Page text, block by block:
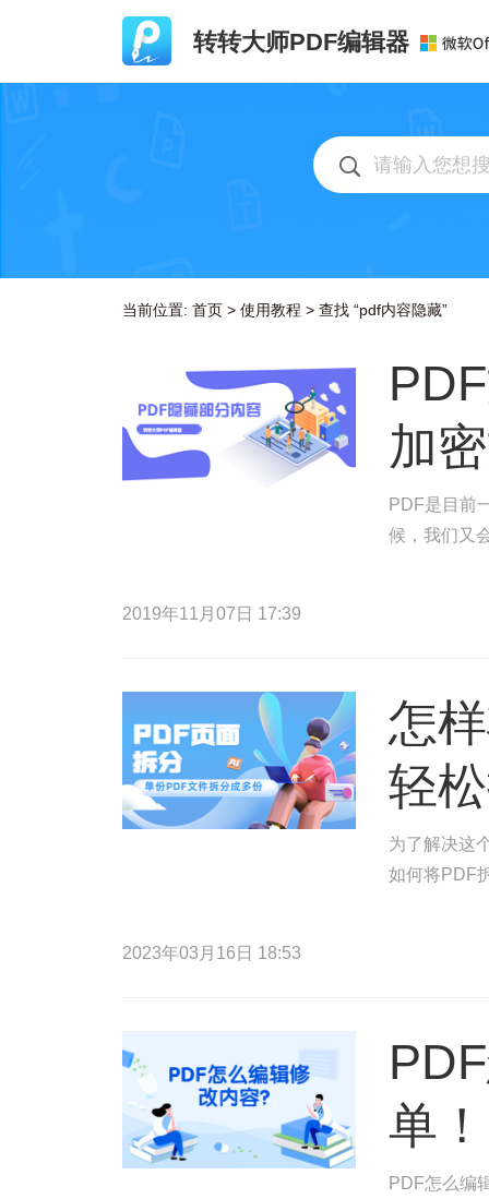
转转大师PDF编辑器
当前位置: 首页 > 使用教程 > 查找 “pdf内容隐藏”
加
PDF是目前
候，我们又
2019年11月07日 17:39
怎
轻
为了解决这
如何将PDF
2023年03月16日 18:53
单！
PDF怎么编